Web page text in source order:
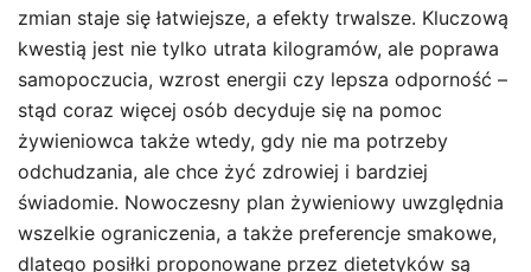
zmian staje się łatwiejsze, a efekty trwalsze. Kluczową
kwestią jest nie tylko utrata kilogramów, ale poprawa
samopoczucia, wzrost energii czy lepsza odporność –
stąd coraz więcej osób decyduje się na pomoc
żywieniowca także wtedy, gdy nie ma potrzeby
odchudzania, ale chce żyć zdrowiej i bardziej
świadomie. Nowoczesny plan żywieniowy uwzględnia
wszelkie ograniczenia, a także preferencje smakowe,
dlatego posiłki proponowane przez dietetyków są